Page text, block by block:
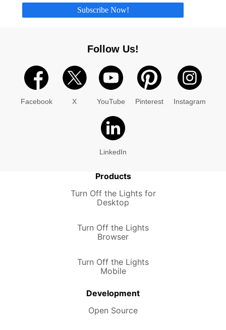
Subscribe Now!
Follow Us!
Facebook X YouTube Pinterest Instagram
LinkedIn
Products
Turn Off the Lights for
Desktop
Turn Off the Lights
Browser
Turn Off the Lights
Mobile
Development
Open Source